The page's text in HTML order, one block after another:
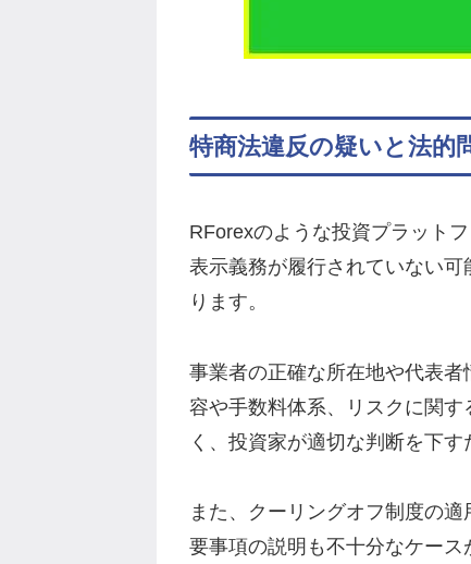
特商法違反の疑いと法的
RForexのような投資プラット
表示義務が履行されていない
ります。
事業者の正確な所在地や代表
容や手数料体系、リスクに関
く、投資家が適切な判断を下す
また、クーリングオフ制度の
要事項の説明も不十分なケー